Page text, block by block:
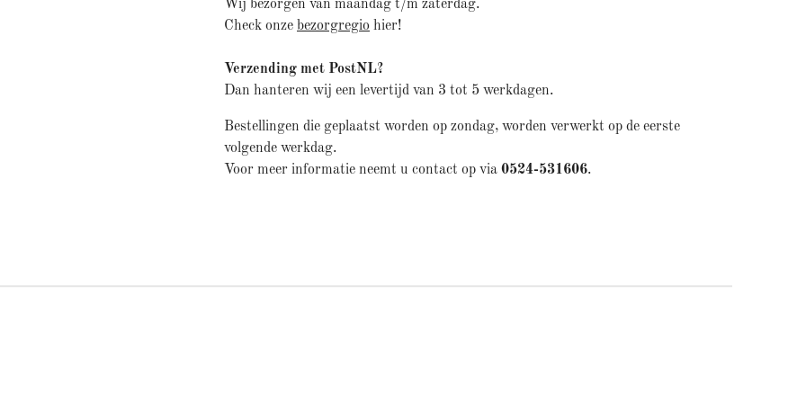
Wij bezorgen van maandag t/m zaterdag.
Check onze bezorgregio hier!
Verzending met PostNL?
Dan hanteren wij een levertijd van 3 tot 5 werkdagen.
Bestellingen die geplaatst worden op zondag, worden verwerkt op de eerste
volgende werkdag.
Voor meer informatie neemt u contact op via 0524-531606.